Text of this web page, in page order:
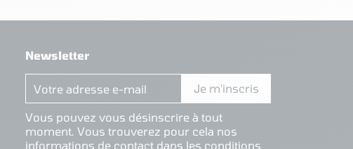
Newsletter
Vous pouvez vous désinscrire à tout
moment. Vous trouverez pour cela nos
informations de contact dans les conditions